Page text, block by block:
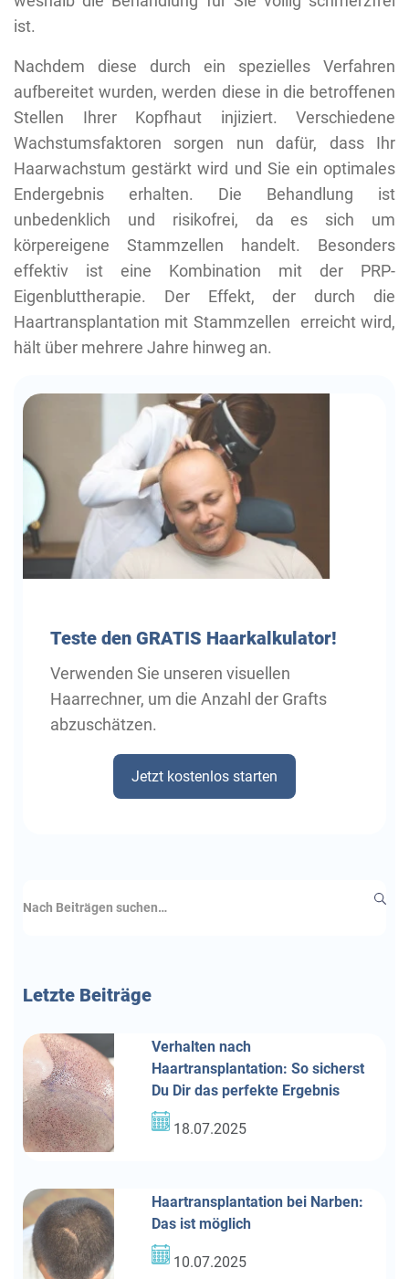
ist.
Nachdem diese durch ein spezielles Verfahren
aufbereitet wurden, werden diese in die betroffenen
Stellen Ihrer Kopfhaut injiziert. Verschiedene
Wachstumsfaktoren sorgen nun dafür, dass Ihr
Haarwachstum gestärkt wird und Sie ein optimales
Endergebnis erhalten. Die Behandlung ist
unbedenklich und risikofrei, da es sich um
körpereigene Stammzellen handelt. Besonders
effektiv ist eine Kombination mit der PRP-
Eigenbluttherapie. Der Effekt, der durch die
Haartransplantation mit Stammzellen erreicht wird,
hält über mehrere Jahre hinweg an.
Teste den GRATIS Haarkalkulator!
Verwenden Sie unseren visuellen
Haarrechner, um die Anzahl der Grafts
abzuschätzen.
Jetzt kostenlos starten
Letzte Beiträge
Verhalten nach
Haartransplantation: So sicherst
Du Dir das perfekte Ergebnis
18.07.2025
Haartransplantation bei Narben:
Das ist möglich
10.07.2025